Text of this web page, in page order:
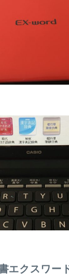
エクスワー